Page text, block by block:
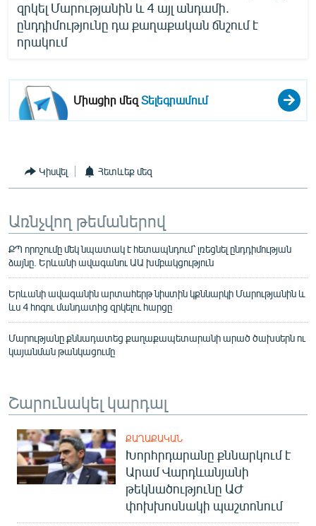
զրկել Մարությանին և 4 այլ անդամի.
ընդդիմությունը դա քաղաքական ճնշում է
որակում
Միացիր մեզՏելեգրամում
Կիսվել Հետևեք մեզ
Առնչվող թեմաներով
ՔՊ որոշումը մեկ նպատակ է հետապնդում՝ լռեցնել ընդդիմության
ձայնը. Երևանի ավագանու ԱԱ խմբակցություն
Երևանի ավագանին արտահերթ նիստին կքննարկի Մարությանին և
ևս 4 հոգու մանդատից զրկելու հարցը
Մարությանը քննադատեց քաղաքապետարանի արած ծախսերն ու
կայանման թանկացումը
Շարունակել կարդալ
ՔԱՂԱՔԱԿԱՆ
Խորհրդարանը քննարկում է
Արամ Վարդևանյանի
թեկնածությունը ԱԺ
փոխխոսնակի պաշտոնում